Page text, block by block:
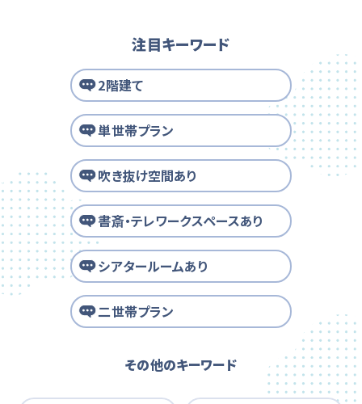
注目キーワード
2階建て
単世帯プラン
吹き抜け空間あり
書斎・テレワークスペースあり
シアタールームあり
二世帯プラン
その他のキーワード